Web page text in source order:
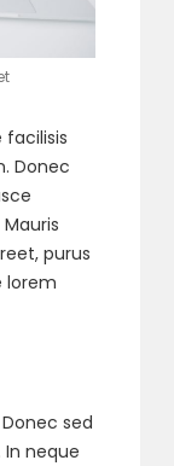
facilisis
Donec
purus
lorem
sed
neque